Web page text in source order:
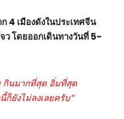
4 เมืองดังในประเทศจีน
จว โดยออกเดินทางวันที่ 5-
กินมากที่สุด อิ่มที่สุด
ยังไม่ลงเลยครับ”